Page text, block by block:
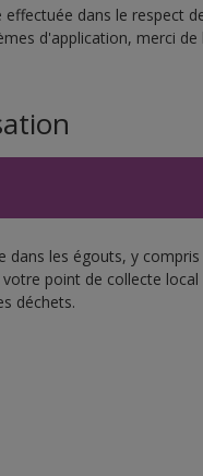
dans le respect
d'application, merci
dans les égouts, y
point de collecte
déchets.